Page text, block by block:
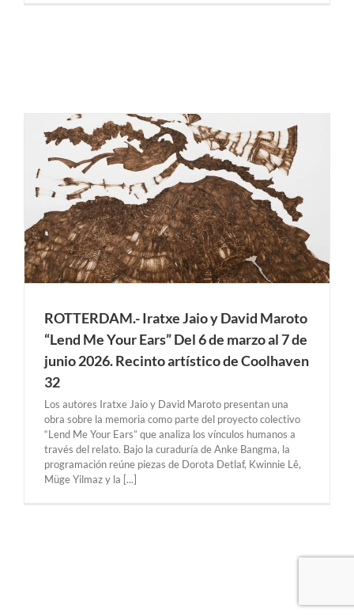
ROTTERDAM.- Iratxe Jaio y David Maroto
“Lend Me Your Ears” Del 6 de marzo al 7 de
junio 2026. Recinto artístico de Coolhaven
32
Los autores Iratxe Jaio y David Maroto presentan una
obra sobre la memoria como parte del proyecto colectivo
“Lend Me Your Ears” que analiza los vínculos humanos a
través del relato. Bajo la curaduría de Anke Bangma, la
programación reúne piezas de Dorota Detlaf, Kwinnie Lê,
Müge Yilmaz y la [...]